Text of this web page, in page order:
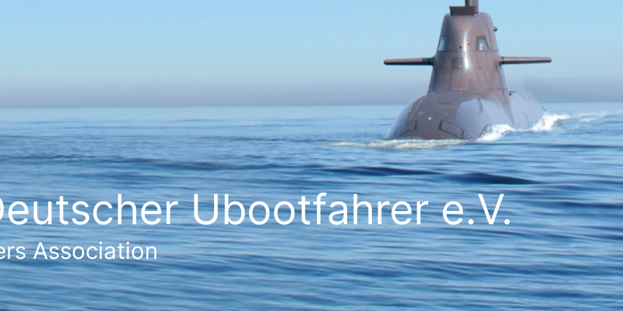
Ubootfahrer e.V.
Association